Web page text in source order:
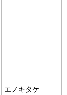
エノキタケ